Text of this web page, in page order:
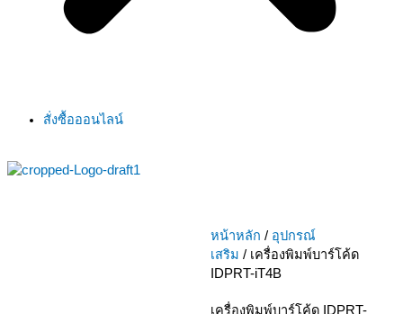
สั่งซื้อออนไลน์
หน้าหลัก / อุปกรณ์
เสริม / เครื่องพิมพ์บาร์โค้ด
IDPRT-iT4B
เครื่องพิมพ์บาร์โค้ด IDPRT-